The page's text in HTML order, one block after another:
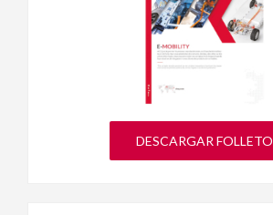
DESCARGAR FOLLETO